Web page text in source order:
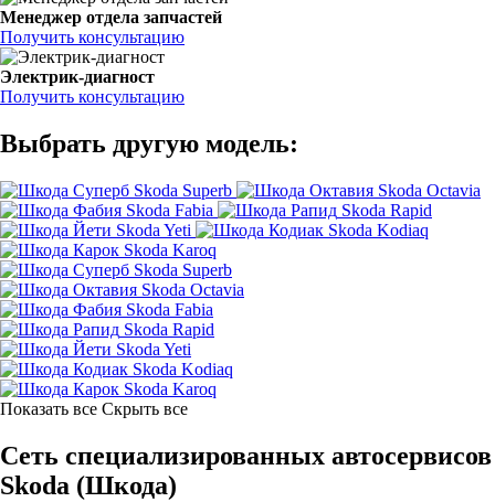
Менеджер отдела запчастей
Получить консультацию
Электрик-диагност
Получить консультацию
Выбрать другую модель:
Skoda Superb
Skoda Octavia
Skoda Fabia
Skoda Rapid
Skoda Yeti
Skoda Kodiaq
Skoda Karoq
Skoda Superb
Skoda Octavia
Skoda Fabia
Skoda Rapid
Skoda Yeti
Skoda Kodiaq
Skoda Karoq
Показать все Скрыть все
Сеть специализированных автосервисов
Skoda (Шкода)